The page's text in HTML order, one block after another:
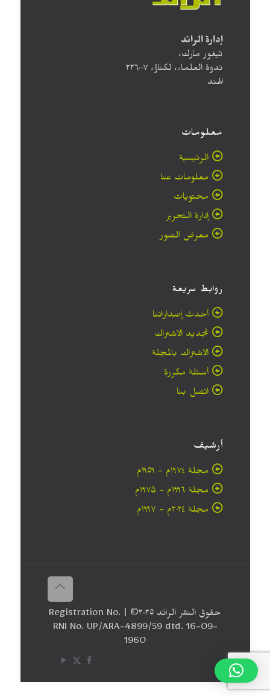
إدارة الرائد
تيغور مارك،
ندوة العلماء، لكناؤ، ۲۲٦۰۰۷
الهند
معلومات
الرئيسية
معلومات عنا
محتويات
إدارة التحرير
معرض الصور
روابط سريعة
أحدث إصداراتنا
تجديد الاشتراك
الاشتراك بالمجلة
أسئلة مكررة
اتصل بنا
أرشيف
مجلة ۱۹۷٤م - ١٩٥٩م
مجلة ۱۹۹٦م - ۱۹۷۵م
مجلة ۲۰۲٤م - ۱۹۹۷م
حقوق النشر الرائد ٢٠۲٥© | Registration No.
RNI No. UP/ARA-4899/59 dtd. 16-09-
1960